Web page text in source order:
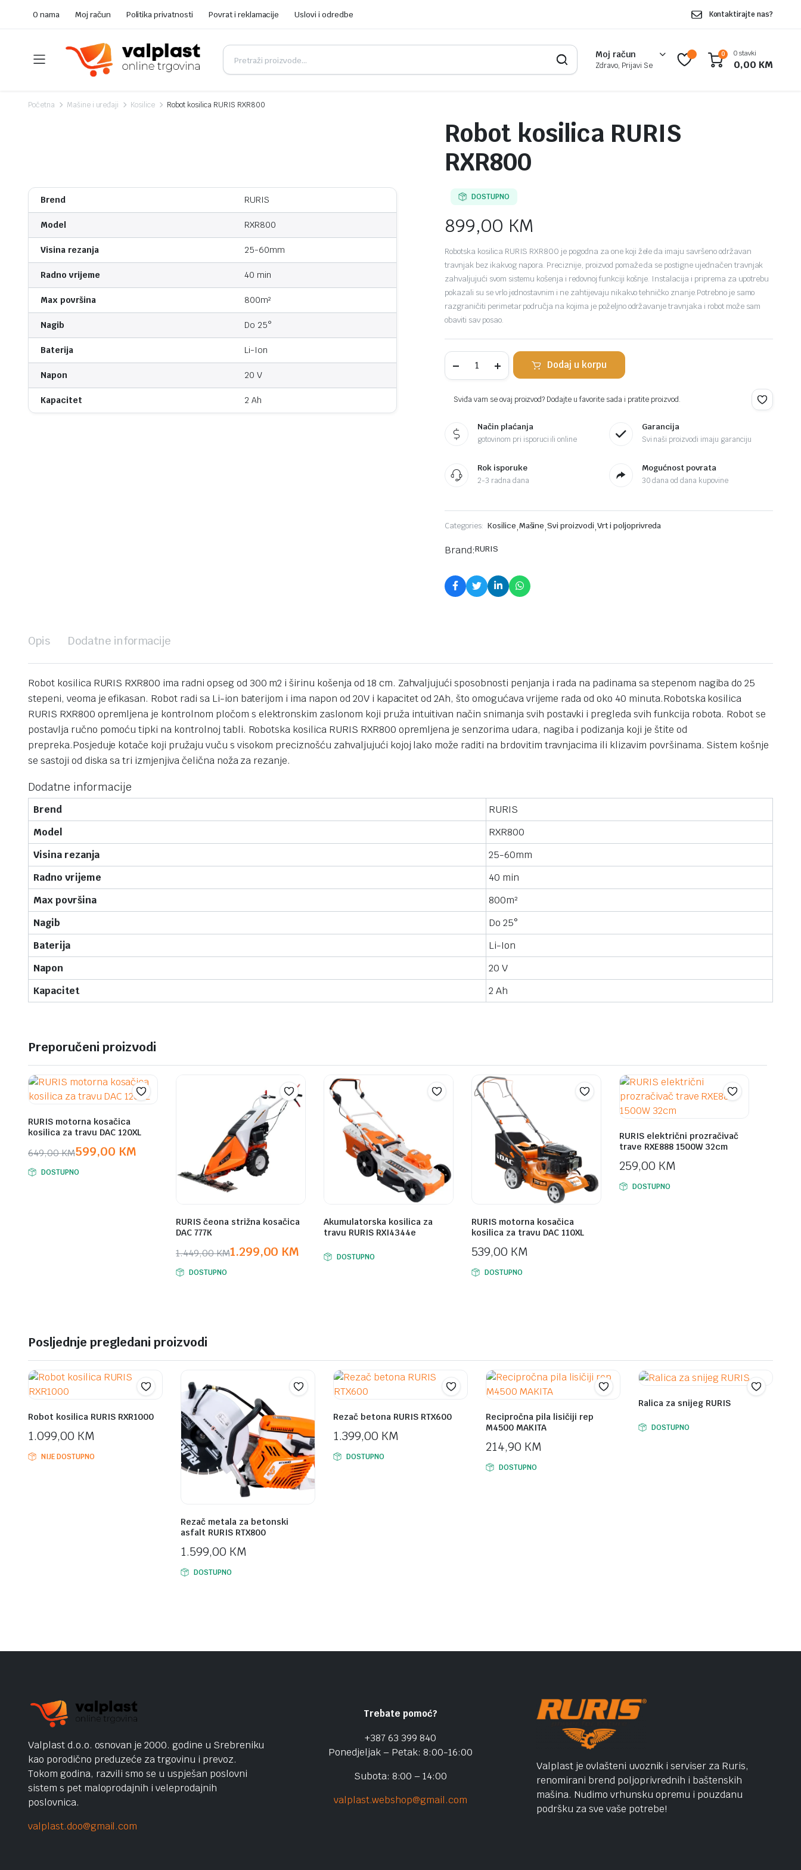
O nama Moj račun Politika privatnosti Povrat i reklamacije Uslovi i odredbe Kontaktirajte nas?
Moj račun
Zdravo, Prijavi Se
0 0 stavki
0,00 KM
Početna Mašine i uređaji Kosilice Robot kosilica RURIS RXR800
Brend RURIS
Model RXR800
Visina rezanja 25-60mm
Radno vrijeme 40 min
Max površina 800m²
Nagib Do 25°
Baterija Li-Ion
Napon 20 V
Kapacitet 2 Ah
Robot kosilica RURIS
RXR800
DOSTUPNO
899,00 KM
Robotska kosilica RURIS RXR800 je pogodna za one koji žele da imaju savršeno održavan
travnjak bez ikakvog napora. Preciznije, proizvod pomaže da se postigne ujednačen travnjak
zahvaljujući svom sistemu košenja i redovnoj funkciji košnje. Instalacija i priprema za upotrebu
pokazali su se vrlo jednostavnim i ne zahtijevaju nikakvo tehničko znanje.Potrebno je samo
razgraničiti perimetar područja na kojima je poželjno održavanje travnjaka i robot može sam
obaviti sav posao.
kosilica
komada
Dodaj u korpu
Sviđa vam se ovaj proizvod? Dodajte u favorite sada i pratite proizvod.
Način plaćanja
gotovinom pri isporuci ili online
Garancija
Svi naši proizvodi imaju garanciju
Rok isporuke
2-3 radna dana
Mogućnost povrata
30 dana od dana kupovine
Categories: Kosilice,Mašine,Svi proizvodi,Vrt i poljoprivreda
Brand:RURIS
Opis Dodatne informacije
Robot kosilica RURIS RXR800 ima radni opseg od 300 m2 i širinu košenja od 18 cm. Zahvaljujući sposobnosti penjanja i rada na padinama sa stepenom nagiba do 25
stepeni, veoma je efikasan. Robot radi sa Li-ion baterijom i ima napon od 20V i kapacitet od 2Ah, što omogućava vrijeme rada od oko 40 minuta.Robotska kosilica
RURIS RXR800 opremljena je kontrolnom pločom s elektronskim zaslonom koji pruža intuitivan način snimanja svih postavki i pregleda svih funkcija robota. Robot se
postavlja ručno pomoću tipki na kontrolnoj tabli. Robotska kosilica RURIS RXR800 opremljena je senzorima udara, nagiba i podizanja koji je štite od
prepreka.Posjeduje kotače koji pružaju vuču s visokom preciznošću zahvaljujući kojoj lako može raditi na brdovitim travnjacima ili klizavim površinama. Sistem košnje
se sastoji od diska sa tri izmjenjiva čelična noža za rezanje.
Dodatne informacije
Brend
RURIS
Model
RXR800
Visina rezanja
25-60mm
Radno vrijeme
40 min
Max površina
800m²
Nagib
Do 25°
Baterija
Li-Ion
Napon
20 V
Kapacitet
2 Ah
Preporučeni proizvodi
RURIS motorna kosačica
kosilica za travu DAC 120XL
649,00KM
Original
price
599,00 KM
Current
price
DOSTUPNO
RURIS čeona strižna kosačica
DAC 777K
1.449,00KM
Original
price
1.299,00 KM
Current
price
DOSTUPNO
Akumulatorska kosilica za
travu RURIS RXI4344e
DOSTUPNO
RURIS motorna kosačica
kosilica za travu DAC 110XL
539,00 KM
DOSTUPNO
RURIS električni prozračivač
trave RXE888 1500W 32cm
259,00 KM
DOSTUPNO
Posljednje pregledani proizvodi
Robot kosilica RURIS RXR1000
1.099,00 KM
NIJE DOSTUPNO
Rezač metala za betonski
asfalt RURIS RTX800
1.599,00 KM
DOSTUPNO
Rezač betona RURIS RTX600
1.399,00 KM
DOSTUPNO
Recipročna pila lisičiji rep
M4500 MAKITA
214,90 KM
DOSTUPNO
Ralica za snijeg RURIS
DOSTUPNO
Valplast d.o.o. osnovan je 2000. godine u Srebreniku
kao porodično preduzeće za trgovinu i prevoz.
Tokom godina, razvili smo se u uspješan poslovni
sistem s pet maloprodajnih i veleprodajnih
poslovnica.
valplast.doo@gmail.com
Trebate pomoć?
+387 63 399 840
Ponedjeljak – Petak: 8:00-16:00
Subota: 8:00 – 14:00
valplast.webshop@gmail.com
Valplast je ovlašteni uvoznik i serviser za Ruris,
renomirani brend poljoprivrednih i baštenskih
mašina. Nudimo vrhunsku opremu i pouzdanu
podršku za sve vaše potrebe!